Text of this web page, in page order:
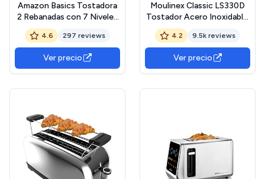
Amazon Basics Tostadora
2 Rebanadas con 7 Niveles
de Tostado y Bandeja para
Migas Extraíble, Ranuras
Extra Anchas, 800W,
Negro
4.6 297 reviews
Ver precio
Moulinex Classic LS330D
Tostador Acero Inoxidable,
2 Ranuras largas y anchas,
1400 W, 6 Posiciones
Tostado, Función Stop y
Bandeja Recogemigas, para
Todo Tipo de Pan normal,
4.2 9.5k reviews
Ver precio